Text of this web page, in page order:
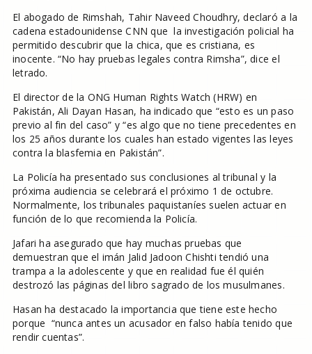
El abogado de Rimshah, Tahir Naveed Choudhry, declaró a la
cadena estadounidense CNN que la investigación policial ha
permitido descubrir que la chica, que es cristiana, es
inocente. “No hay pruebas legales contra Rimsha”, dice el
letrado.
El director de la ONG Human Rights Watch (HRW) en
Pakistán, Ali Dayan Hasan, ha indicado que “esto es un paso
previo al fin del caso” y “es algo que no tiene precedentes en
los 25 años durante los cuales han estado vigentes las leyes
contra la blasfemia en Pakistán”.
La Policía ha presentado sus conclusiones al tribunal y la
próxima audiencia se celebrará el próximo 1 de octubre.
Normalmente, los tribunales paquistaníes suelen actuar en
función de lo que recomienda la Policía.
Jafari ha asegurado que hay muchas pruebas que
demuestran que el imán Jalid Jadoon Chishti tendió una
trampa a la adolescente y que en realidad fue él quién
destrozó las páginas del libro sagrado de los musulmanes.
Hasan ha destacado la importancia que tiene este hecho
porque “nunca antes un acusador en falso había tenido que
rendir cuentas”.